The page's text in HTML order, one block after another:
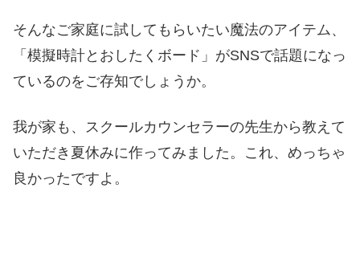
そんなご家庭に試してもらいたい魔法のアイテム、
「模擬時計とおしたくボード」がSNSで話題になっ
ているのをご存知でしょうか。
我が家も、スクールカウンセラーの先生から教えて
いただき夏休みに作ってみました。これ、めっちゃ
良かったですよ。